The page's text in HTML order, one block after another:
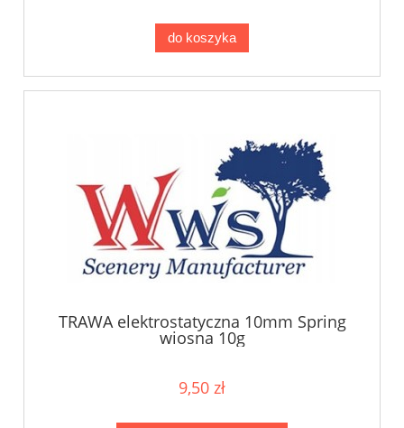
do koszyka
TRAWA elektrostatyczna 10mm Spring
wiosna 10g
9,50 zł